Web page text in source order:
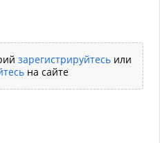
зарегистрируйтесь или
на сайте